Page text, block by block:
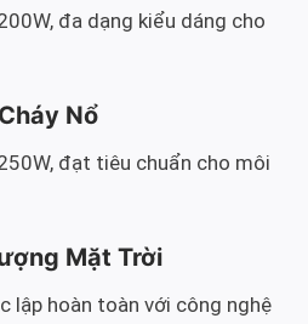
đa dạng kiểu dáng cho
Nổ
đạt tiêu chuẩn cho môi
Mặt Trời
lập hoàn toàn với công nghệ